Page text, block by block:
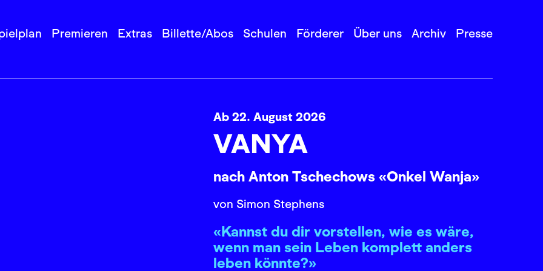
Premieren Extras Billette/Abos Schulen Förderer Über uns Archiv Presse
Ab 22. August 2026
VANYA
nach Anton Tschechows «Onkel Wanja»
von Simon Stephens
«Kannst du dir vorstellen, wie es wäre,
wenn man sein Leben komplett anders
leben könnte?»